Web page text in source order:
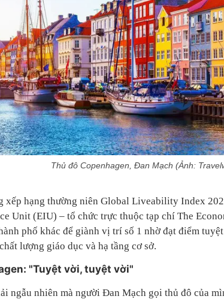
Thủ đô Copenhagen, Đan Mạch (Ảnh:
xếp hạng thường niên Global Liveability Index
Unit (EIU) – tổ chức trực thuộc tạp chí The
phố khác để giành vị trí số 1 nhờ đạt điểm
lượng giáo dục và hạ tầng cơ sở.
"Tuyệt vời, tuyệt vời"
ngẫu nhiên mà người Đan Mạch gọi thủ đô của